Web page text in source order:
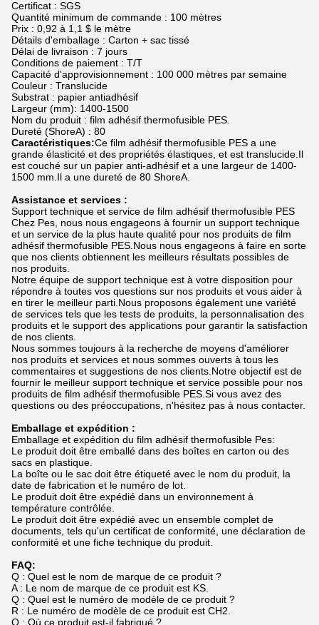
Certificat : SGS
Quantité minimum de commande : 100 mètres
Prix ​​: 0,92 à 1,1 $ le mètre
Détails d'emballage : Carton + sac tissé
Délai de livraison : 7 jours
Conditions de paiement : T/T
Capacité d'approvisionnement : 100 000 mètres par semaine
Couleur : Translucide
Substrat : papier antiadhésif
Largeur (mm): 1400-1500
Nom du produit : film adhésif thermofusible PES.
Dureté (ShoreA) : 80
Caractéristiques:Ce film adhésif thermofusible PES a une
grande élasticité et des propriétés élastiques, et est translucide.Il
est couché sur un papier anti-adhésif et a une largeur de 1400-
1500 mm.Il a une dureté de 80 ShoreA.
Assistance et services :
Support technique et service de film adhésif thermofusible PES
Chez Pes, nous nous engageons à fournir un support technique
et un service de la plus haute qualité pour nos produits de film
adhésif thermofusible PES.Nous nous engageons à faire en sorte
que nos clients obtiennent les meilleurs résultats possibles de
nos produits.
Notre équipe de support technique est à votre disposition pour
répondre à toutes vos questions sur nos produits et vous aider à
en tirer le meilleur parti.Nous proposons également une variété
de services tels que les tests de produits, la personnalisation des
produits et le support des applications pour garantir la satisfaction
de nos clients.
Nous sommes toujours à la recherche de moyens d'améliorer
nos produits et services et nous sommes ouverts à tous les
commentaires et suggestions de nos clients.Notre objectif est de
fournir le meilleur support technique et service possible pour nos
produits de film adhésif thermofusible PES.Si vous avez des
questions ou des préoccupations, n'hésitez pas à nous contacter.
Emballage et expédition :
Emballage et expédition du film adhésif thermofusible Pes:
Le produit doit être emballé dans des boîtes en carton ou des
sacs en plastique.
La boîte ou le sac doit être étiqueté avec le nom du produit, la
date de fabrication et le numéro de lot.
Le produit doit être expédié dans un environnement à
température contrôlée.
Le produit doit être expédié avec un ensemble complet de
documents, tels qu'un certificat de conformité, une déclaration de
conformité et une fiche technique du produit.
FAQ:
Q : Quel est le nom de marque de ce produit ?
A : Le nom de marque de ce produit est KS.
Q : Quel est le numéro de modèle de ce produit ?
R : Le numéro de modèle de ce produit est CH2.
Q : Où ce produit est-il fabriqué ?